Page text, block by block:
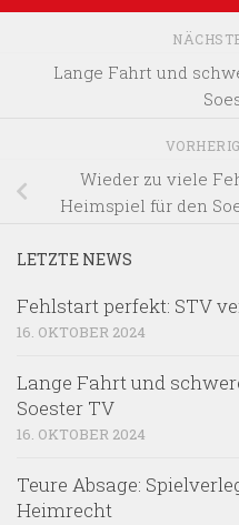
Lange Fahrt und
Wieder zu viele
Heimspiel für den
LETZTE NEWS
Fehlstart perfekt: STV
16. OKTOBER 2024
Lange Fahrt und
Soester TV
16. OKTOBER 2024
Teure Absage:
Heimrecht